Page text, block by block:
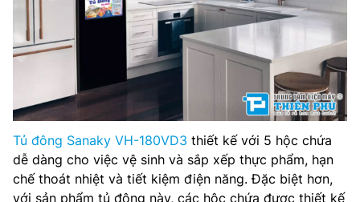
Tủ đông Sanaky VH-180VD3 thiết kế với 5 hộc chứa
dễ dàng cho việc vệ sinh và sắp xếp thực phẩm, hạn
chế thoát nhiệt và tiết kiệm điện năng. Đặc biệt hơn,
với sản phẩm tủ đông này, các hộc chứa được thiết kế